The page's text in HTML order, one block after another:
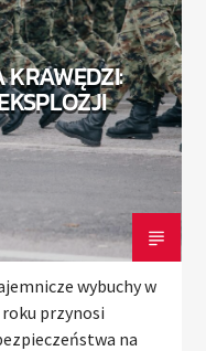
wybuchy w
przynosi
na